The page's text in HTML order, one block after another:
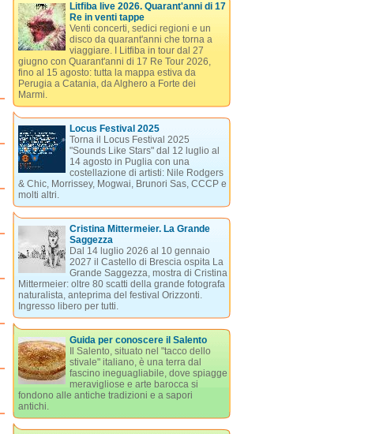
Litfiba live 2026. Quarant'anni di 17
Re in venti tappe
Venti concerti, sedici regioni e un
disco da quarant'anni che torna a
viaggiare. I Litfiba in tour dal 27
giugno con Quarant'anni di 17 Re Tour 2026,
fino al 15 agosto: tutta la mappa estiva da
Perugia a Catania, da Alghero a Forte dei
Marmi.
Locus Festival 2025
Torna il Locus Festival 2025
"Sounds Like Stars" dal 12 luglio al
14 agosto in Puglia con una
costellazione di artisti: Nile Rodgers
& Chic, Morrissey, Mogwai, Brunori Sas, CCCP e
molti altri.
Cristina Mittermeier. La Grande
Saggezza
Dal 14 luglio 2026 al 10 gennaio
2027 il Castello di Brescia ospita La
Grande Saggezza, mostra di Cristina
Mittermeier: oltre 80 scatti della grande fotografa
naturalista, anteprima del festival Orizzonti.
Ingresso libero per tutti.
Guida per conoscere il Salento
Il Salento, situato nel "tacco dello
stivale" italiano, è una terra dal
fascino ineguagliabile, dove spiagge
meravigliose e arte barocca si
fondono alle antiche tradizioni e a sapori
antichi.